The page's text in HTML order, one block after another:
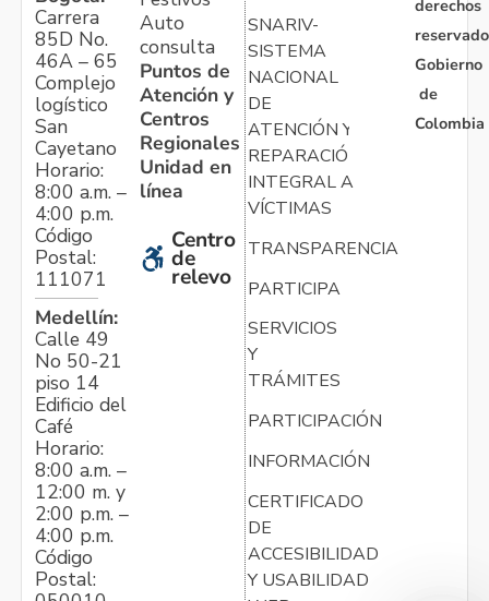
Carrera
85D No.
46A – 65
Complejo
logístico
San
Cayetano
Horario:
8:00 a.m. –
4:00 p.m.
Código
Postal:
111071
Medellín:
Calle 49
No 50-21
piso 14
Edificio del
Café
Horario:
8:00 a.m. –
12:00 m. y
2:00 p.m. –
4:00 p.m.
Código
Postal:
Auto
consulta
Puntos de
Atención y
Centros
Regionales
Unidad en
línea
Centro
de
relevo
SNARIV-
SISTEMA
NACIONAL
DE
ATENCIÓN Y
REPARACIÓN
INTEGRAL A
VÍCTIMAS
TRANSPARENCIA
PARTICIPA
SERVICIOS
Y
TRÁMITES
PARTICIPACIÓN
INFORMACIÓN
CERTIFICADO
DE
ACCESIBILIDAD
Y USABILIDAD
derechos
Gobierno
de
Colombia